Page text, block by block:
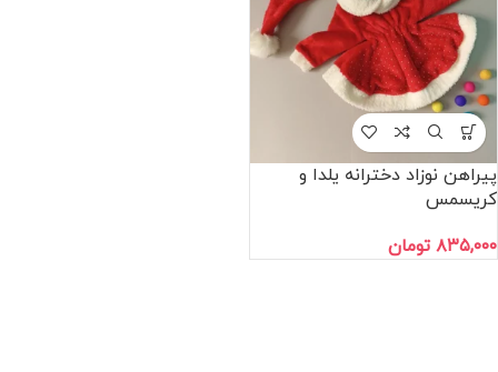
پیراهن نوزاد دخترانه یلدا و
کریسمس
۸۳۵,۰۰۰ تومان